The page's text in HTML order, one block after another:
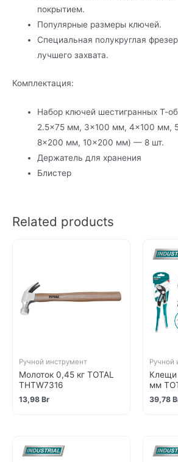
покрытием.
Популярные размеры ключей.
Специальная полукруглая
лучшего захвата.
Комплектация:
Набор ключей шестигранных Т-
2.5×75 мм, 3×100 мм, 4×100 мм,
8×200 мм, 10×200 мм) — 8 шт.
Держатель для хранения
Блистер
Related products
Ручной инструмент
Молоток 0,45 кг TOTAL
THTW7316
13,98 Br
Ручной
Клещи
мм
39,78